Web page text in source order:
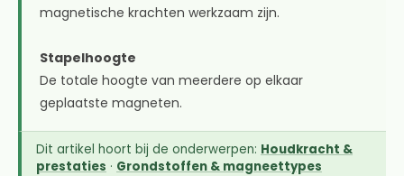
magnetische krachten werkzaam zijn.
Stapelhoogte
De totale hoogte van meerdere op elkaar
geplaatste magneten.
Dit artikel hoort bij de onderwerpen: Houdkracht &
prestaties · Grondstoffen & magneettypes